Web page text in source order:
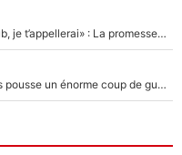
Mercato - OM - «Dès que je prends un club, je t’appellerai» : La promesse de Marcelino au moment de claquer la porte
Victime de racisme contre Murray, Kyrgios pousse un énorme coup de gueule !